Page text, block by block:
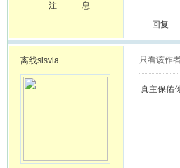
注
息
回复
离线sisvia 只看该作
真主保佑